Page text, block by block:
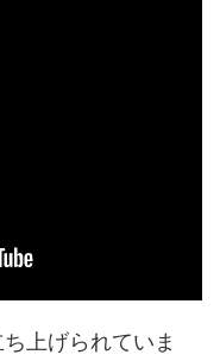
上げられていま